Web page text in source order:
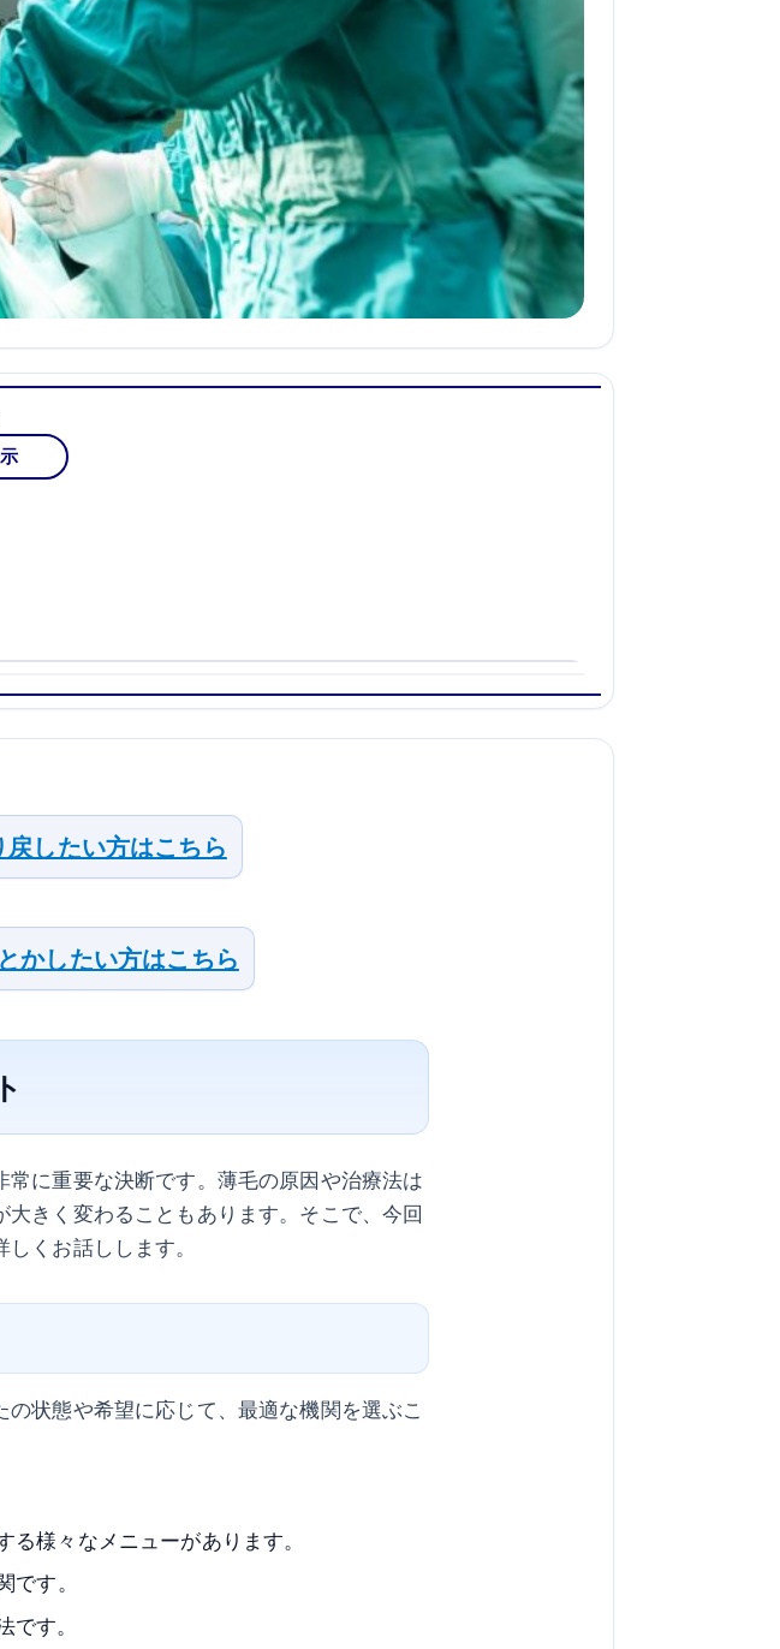
したい方はこちら
かしたい方はこちら
に重要な決断です。薄毛の原因や治療法は
きく変わることもあります。そこで、今回
くお話しします。
状態や希望に応じて、最適な機関を選ぶこ
様々なメニューがあります。
す。
す。